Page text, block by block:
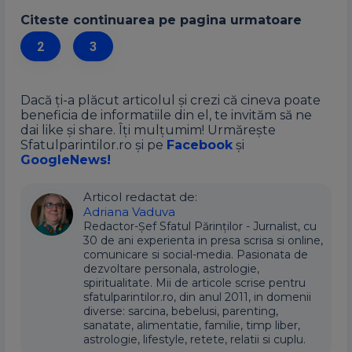
Citeste continuarea pe pagina urmatoare
2
3
Dacă ți-a plăcut articolul și crezi că cineva poate
beneficia de informatiile din el, te invităm să ne
dai like și share. Îți mulțumim! Urmărește
Sfatulparintilor.ro și pe Facebook și
GoogleNews!
Articol redactat de:
Adriana Vaduva
Redactor-Șef Sfatul Părinților - Jurnalist, cu
30 de ani experienta in presa scrisa si online,
comunicare si social-media. Pasionata de
dezvoltare personala, astrologie,
spiritualitate. Mii de articole scrise pentru
sfatulparintilor.ro, din anul 2011, in domenii
diverse: sarcina, bebelusi, parenting,
sanatate, alimentatie, familie, timp liber,
astrologie, lifestyle, retete, relatii si cuplu.